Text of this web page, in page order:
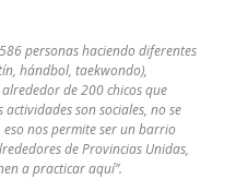
personas haciendo diferentes
hándbol, taekwondo),
de 200 chicos que
son sociales, no se
nos permite ser un barrio
de Provincias Unidas,
a practicar aquí”.